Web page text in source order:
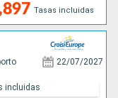
Tasas incluidas
22/07/2027
incluidas